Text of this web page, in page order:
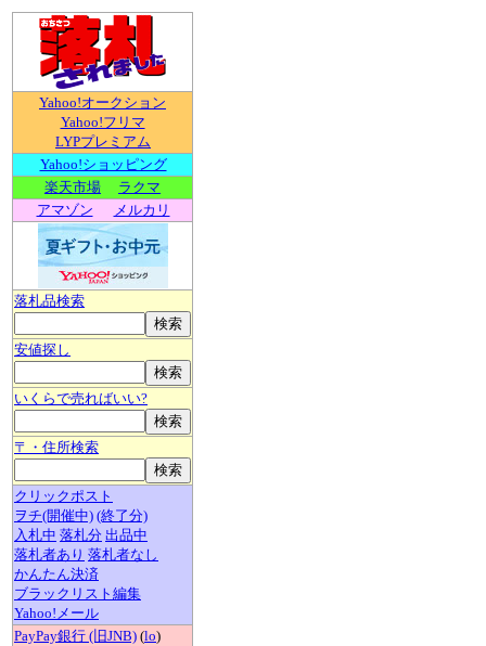
Yahoo!オークション
Yahoo!フリマ
LYPプレミアム
Yahoo!ショッピング
楽天市場
ラクマ
アマゾン
メルカリ
落札品検索
安値探し
いくらで売ればいい?
〒・住所検索
クリックポスト
ヲチ(開催中) (終了分)
入札中 落札分 出品中
落札者あり 落札者なし
かんたん決済
ブラックリスト編集
Yahoo!メール
PayPay銀行 (旧JNB) (lo)